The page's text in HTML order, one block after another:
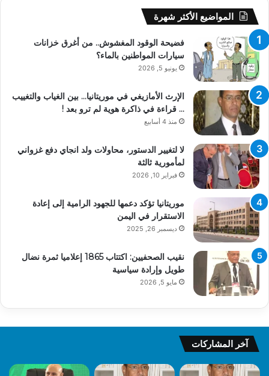
المواضيع الأكثر شهرة
فضيحة الوقود المغشوش.. من أغرق خزانات
سيارات المواطنين بالماء؟
يونيو 5, 2026
الإرث الأمازيغي في موريتانيا… بين الغياب والتغييب
… قراءة في ذاكرة هوية لم ترو بعد !
منذ 4 أسابيع
لا لتغيير الدستور، محاولات ولد انجاي دفع غزواني
لمأمورية ثالثة
فبراير 10, 2026
موريتانيا تؤكد دعمها للجهود الرامية إلى إعادة
الاستقرار في اليمن
ديسمبر 26, 2025
نقيب الصحفيين: اكتتاب 1865 إعلاميا ثمرة نضال
طويل وإرادة سياسية
مايو 5, 2026
آخر المشاركات